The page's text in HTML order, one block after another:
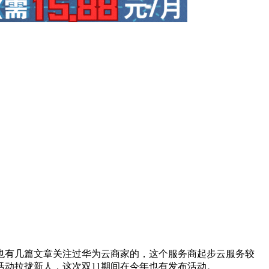
几篇文章关注过华为云商家的，这个服务商起步云服务较
拉拢新人，这次双11期间在今年也有发布活动。